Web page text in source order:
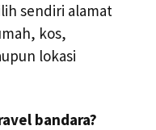
sendiri alamat
kos,
lokasi
bandara?